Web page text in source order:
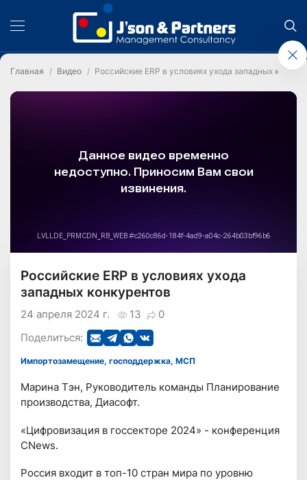
Главная Видео Российские ERP в условиях ухода западных
Российские ERP в условиях ухода
западных конкурентов
13 0
24 апреля 2024 г.
Поделиться:
Импортозамещение, господдержка, МСП
Марина Тэн, Руководитель команды Планирование
производства, Диасофт.
«Цифровизация в госсекторе 2024» - конференция
CNews.
Россия входит в топ-10 стран мира по уровню